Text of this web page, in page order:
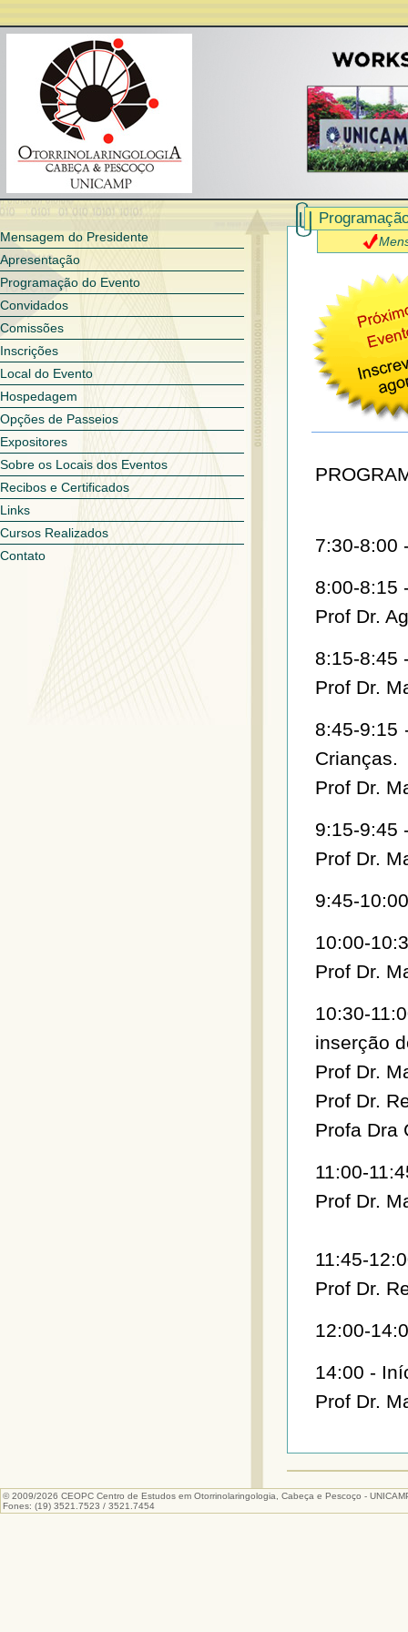
Mensagem do Presidente
Apresentação
Programação do Evento
Convidados
Comissões
Inscrições
Local do Evento
Hospedagem
Opções de Passeios
Expositores
Sobre os Locais dos Eventos
Recibos e Certificados
Links
Cursos Realizados
Contato
7:30-8:00
8:00-8:15
Prof Dr.
8:15-8:45
Prof Dr.
8:45-9:15
Crianças.
Prof Dr.
9:15-9:45
Prof Dr.
9:45-
10:00-
Prof Dr.
10:30-
inserção
Prof Dr.
Prof Dr.
Profa Dra
11:00-
Prof Dr.
11:45-
Prof Dr.
12:00-
14:00 -
Prof Dr.
© 2009/2026 CEOPC Centro de Estudos em Otorrinolaringologia, Cabeça e Pescoço -
Fones: (19) 3521.7523 / 3521.7454